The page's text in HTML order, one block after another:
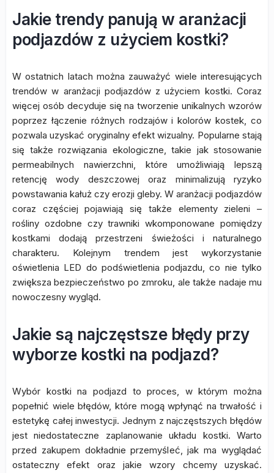
Jakie trendy panują w aranżacji
podjazdów z użyciem kostki?
W ostatnich latach można zauważyć wiele interesujących
trendów w aranżacji podjazdów z użyciem kostki. Coraz
więcej osób decyduje się na tworzenie unikalnych wzorów
poprzez łączenie różnych rodzajów i kolorów kostek, co
pozwala uzyskać oryginalny efekt wizualny. Popularne stają
się także rozwiązania ekologiczne, takie jak stosowanie
permeabilnych nawierzchni, które umożliwiają lepszą
retencję wody deszczowej oraz minimalizują ryzyko
powstawania kałuż czy erozji gleby. W aranżacji podjazdów
coraz częściej pojawiają się także elementy zieleni –
rośliny ozdobne czy trawniki wkomponowane pomiędzy
kostkami dodają przestrzeni świeżości i naturalnego
charakteru. Kolejnym trendem jest wykorzystanie
oświetlenia LED do podświetlenia podjazdu, co nie tylko
zwiększa bezpieczeństwo po zmroku, ale także nadaje mu
nowoczesny wygląd.
Jakie są najczęstsze błędy przy
wyborze kostki na podjazd?
Wybór kostki na podjazd to proces, w którym można
popełnić wiele błędów, które mogą wpłynąć na trwałość i
estetykę całej inwestycji. Jednym z najczęstszych błędów
jest niedostateczne zaplanowanie układu kostki. Warto
przed zakupem dokładnie przemyśleć, jak ma wyglądać
ostateczny efekt oraz jakie wzory chcemy uzyskać.